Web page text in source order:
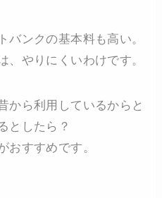
バンクの基本料も高い。
、やりにくいわけです。
から利用しているからと
としたら？
おすすめです。